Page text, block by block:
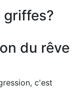
griffes?
du rêve
c'est